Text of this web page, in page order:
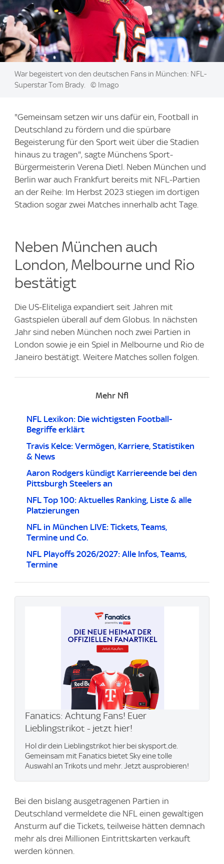
Image:
War begeistert von den deutschen Fans in München: NFL-
Superstar Tom Brady.
© Imago
"Gemeinsam setzen wir uns dafür ein, Football in
Deutschland zu fördern und die spürbare
Begeisterung für den Sport weit über die Stadien
hinaus zu tragen", sagte Münchens Sport-
Bürgermeisterin Verena Dietl. Neben München und
Berlin war auch Frankfurt bereits mit NFL-Partien
an der Reihe: Im Herbst 2023 stiegen im dortigen
Stadion sogar zwei Matches innerhalb acht Tage.
Neben München auch
London, Melbourne und Rio
bestätigt
Die US-Eliteliga expandiert seit Jahren mit
Gastspielen überall auf dem Globus. In nächsten
Jahr sind neben München noch zwei Partien in
London sowie je ein Spiel in Melbourne und Rio de
Janeiro bestätigt. Weitere Matches sollen folgen.
Mehr Nfl
NFL Lexikon: Die wichtigsten Football-
Begriffe erklärt
Travis Kelce: Vermögen, Karriere, Statistiken
& News
Aaron Rodgers kündigt Karriereende bei den
Pittsburgh Steelers an
NFL Top 100: Aktuelles Ranking, Liste & alle
Platzierungen
NFL in München LIVE: Tickets, Teams,
Termine und Co.
NFL Playoffs 2026/2027: Alle Infos, Teams,
Termine
Fanatics: Achtung Fans! Euer
Lieblingstrikot - jetzt hier!
Hol dir dein Lieblingstrikot hier bei skysport.de.
Gemeinsam mit Fanatics bietet Sky eine tolle
Auswahl an Trikots und mehr. Jetzt ausprobieren!
Bei den bislang ausgetragenen Partien in
Deutschland vermeldete die NFL einen gewaltigen
Ansturm auf die Tickets, teilweise hätten demnach
mehr als drei Millionen Eintrittskarten verkauft
werden können.